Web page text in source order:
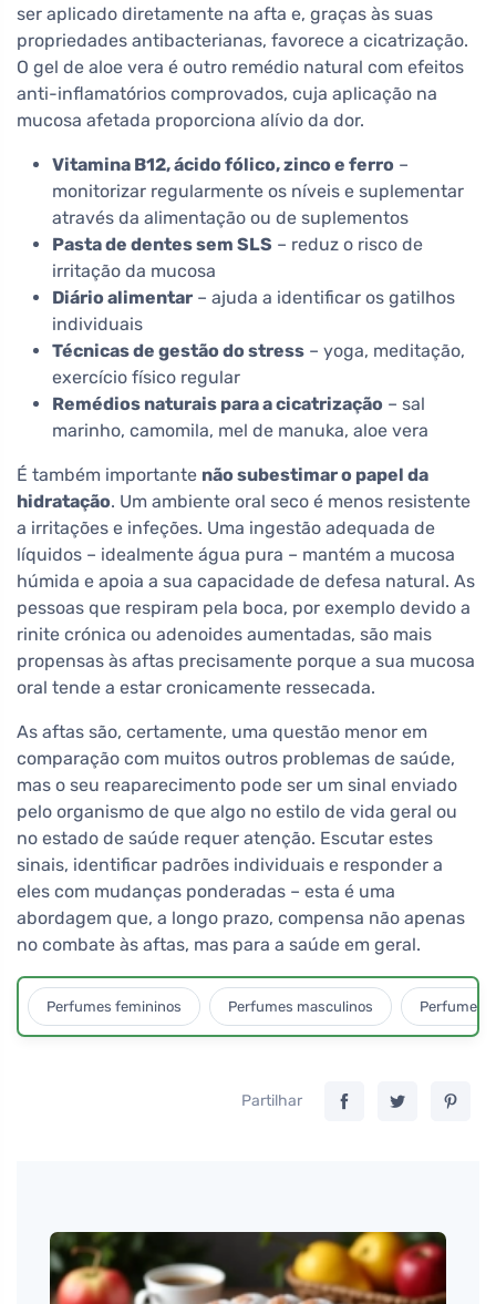
ser aplicado diretamente na afta e, graças às suas
propriedades antibacterianas, favorece a cicatrização.
O gel de aloe vera é outro remédio natural com efeitos
anti-inflamatórios comprovados, cuja aplicação na
mucosa afetada proporciona alívio da dor.
Vitamina B12, ácido fólico, zinco e ferro –
monitorizar regularmente os níveis e suplementar
através da alimentação ou de suplementos
Pasta de dentes sem SLS – reduz o risco de
irritação da mucosa
Diário alimentar – ajuda a identificar os gatilhos
individuais
Técnicas de gestão do stress – yoga, meditação,
exercício físico regular
Remédios naturais para a cicatrização – sal
marinho, camomila, mel de manuka, aloe vera
É também importante não subestimar o papel da
hidratação. Um ambiente oral seco é menos resistente
a irritações e infeções. Uma ingestão adequada de
líquidos – idealmente água pura – mantém a mucosa
húmida e apoia a sua capacidade de defesa natural. As
pessoas que respiram pela boca, por exemplo devido a
rinite crónica ou adenoides aumentadas, são mais
propensas às aftas precisamente porque a sua mucosa
oral tende a estar cronicamente ressecada.
As aftas são, certamente, uma questão menor em
comparação com muitos outros problemas de saúde,
mas o seu reaparecimento pode ser um sinal enviado
pelo organismo de que algo no estilo de vida geral ou
no estado de saúde requer atenção. Escutar estes
sinais, identificar padrões individuais e responder a
eles com mudanças ponderadas – esta é uma
abordagem que, a longo prazo, compensa não apenas
no combate às aftas, mas para a saúde em geral.
Perfumes femininos Perfumes masculinos Perfumes
Partilhar